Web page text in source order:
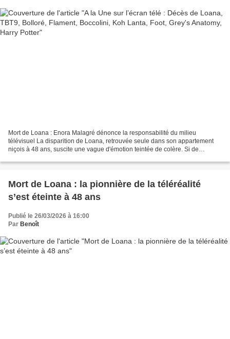
Mort de Loana : Enora Malagré dénonce la responsabilité du milieu
télévisuel La disparition de Loana, retrouvée seule dans son appartement
niçois à 48 ans, suscite une vague d'émotion teintée de colère. Si de
Mort de Loana : la pionnière de la téléréalité
s’est éteinte à 48 ans
Publié le 26/03/2026 à 16:00
Par Benoît